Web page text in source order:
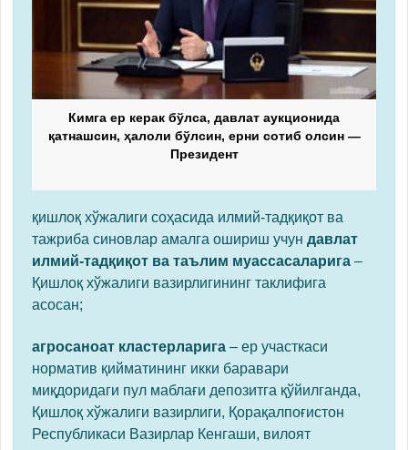
Кимга ер керак бўлса, давлат аукционида
қатнашсин, ҳалоли бўлсин, ерни сотиб олсин —
Президент
қишлоқ хўжалиги соҳасида илмий-тадқиқот ва
тажриба синовлар амалга ошириш учун давлат
илмий-тадқиқот ва таълим муассасаларига –
Қишлоқ хўжалиги вазирлигининг таклифига
асосан;
агросаноат кластерларига – ер участкаси
норматив қийматининг икки баравари
миқдоридаги пул маблағи депозитга қўйилганда,
Қишлоқ хўжалиги вазирлиги, Қорақалпоғистон
Республикаси Вазирлар Кенгаши, вилоят